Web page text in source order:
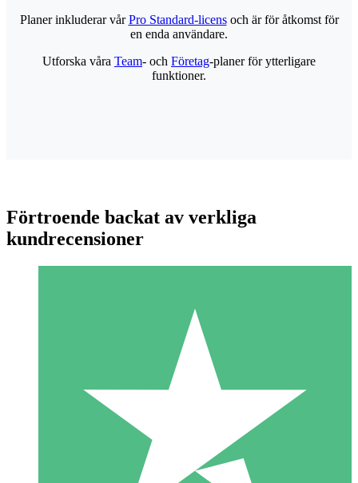
Individuella Kreditpaket
Betala per användning med nedladdningskrediter. Inget
1 Nedladdningar
10 00
Planer inkluderar vårPro Standard-licensoch är för åtkomst för
en enda användare.
Utforska våra Team- och Företag-planer för ytterligare
funktioner.
Förtroende backat av verkliga
kundrecensioner